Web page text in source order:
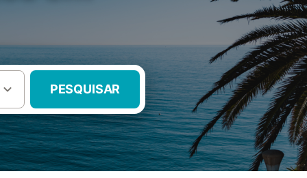
PESQUISAR